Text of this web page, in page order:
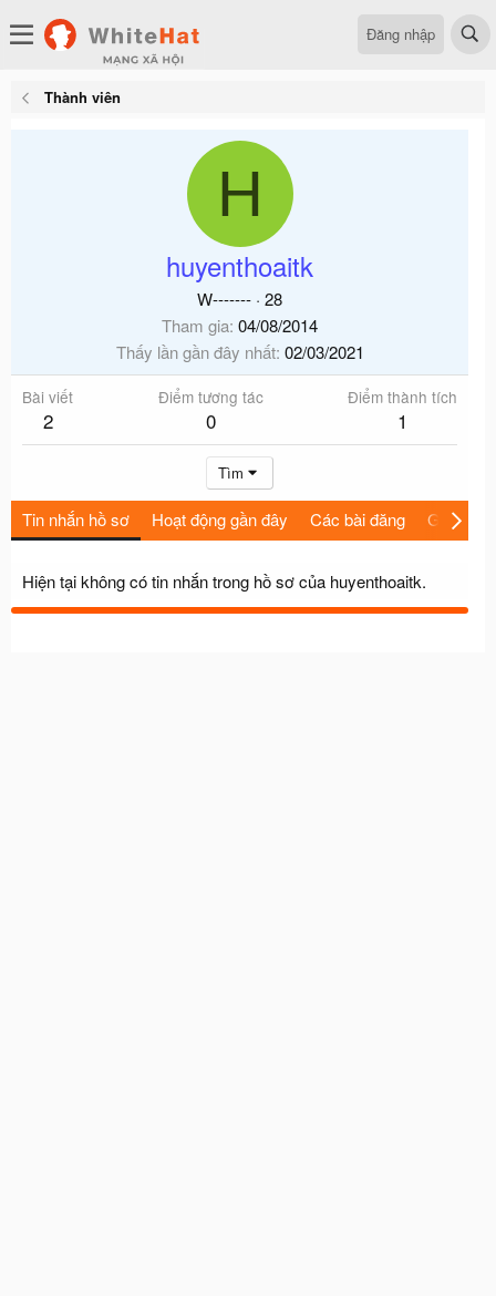
Đăng nhập
Thành viên
H
huyenthoaitk
W------- · 28
Tham gia 04/08/2014
Thấy lần gần đây nhất 02/03/2021
Bài viết
2
Điểm tương tác
0
Điểm thành tích
1
Tìm
Tin nhắn hồ sơ Hoạt động gần đây Các bài đăng Giới thiệu
Hiện tại không có tin nhắn trong hồ sơ của huyenthoaitk.